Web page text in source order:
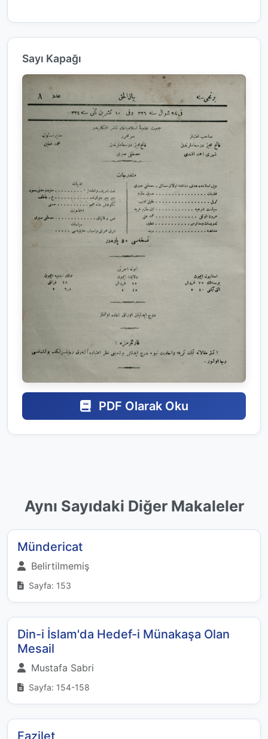
Sayı Kapağı
PDF Olarak Oku
Aynı Sayıdaki Diğer Makaleler
Mündericat
Belirtilmemiş
Sayfa: 153
Din-i İslam'da Hedef-i Münakaşa Olan
Mesail
Mustafa Sabri
Sayfa: 154-158
Fazilet